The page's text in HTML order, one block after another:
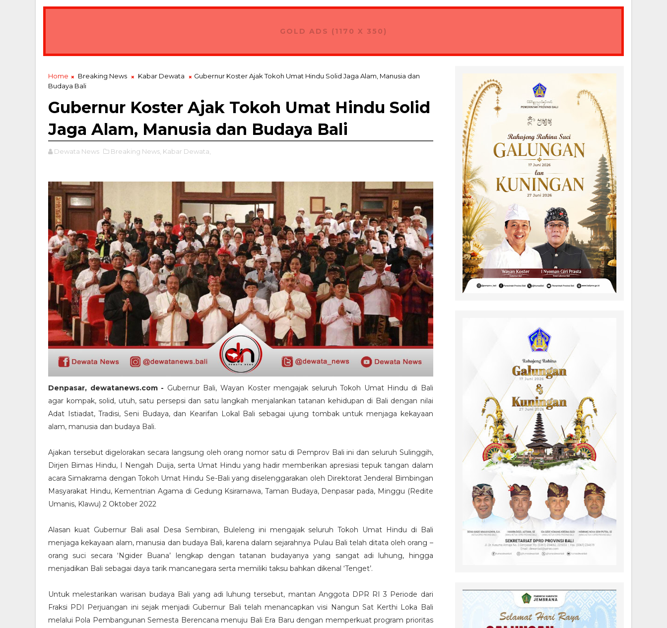
GOLD ADS (1170 X 350)
Home Breaking News Kabar Dewata
Gubernur Koster Ajak Tokoh Umat Hindu Solid Jaga Alam, Manusia dan
Budaya Bali
Gubernur Koster Ajak Tokoh Umat Hindu Solid
Jaga Alam, Manusia dan Budaya Bali
Dewata News Breaking News, Kabar Dewata,
Denpasar, dewatanews.com - Gubernur Bali, Wayan Koster mengajak seluruh Tokoh Umat Hindu di Bali
agar kompak, solid, utuh, satu persepsi dan satu langkah menjalankan tatanan kehidupan di Bali dengan nilai
Adat Istiadat, Tradisi, Seni Budaya, dan Kearifan Lokal Bali sebagai ujung tombak untuk menjaga kekayaan
alam, manusia dan budaya Bali.
Ajakan tersebut digelorakan secara langsung oleh orang nomor satu di Pemprov Bali ini dan seluruh Sulinggih,
Dirjen Bimas Hindu, I Nengah Duija, serta Umat Hindu yang hadir memberikan apresiasi tepuk tangan dalam
acara Simakrama dengan Tokoh Umat Hindu Se-Bali yang diselenggarakan oleh Direktorat Jenderal Bimbingan
Masyarakat Hindu, Kementrian Agama di Gedung Ksirarnawa, Taman Budaya, Denpasar pada, Minggu (Redite
Umanis, Klawu) 2 Oktober 2022
Alasan kuat Gubernur Bali asal Desa Sembiran, Buleleng ini mengajak seluruh Tokoh Umat Hindu di Bali
menjaga kekayaan alam, manusia dan budaya Bali, karena dalam sejarahnya Pulau Bali telah ditata oleh orang –
orang suci secara ‘Ngider Buana’ lengkap dengan tatanan budayanya yang sangat adi luhung, hingga
menjadikan Bali sebagai daya tarik mancanegara serta memiliki taksu bahkan dikenal ‘Tenget’.
Untuk melestarikan warisan budaya Bali yang adi luhung tersebut, mantan Anggota DPR RI 3 Periode dari
Fraksi PDI Perjuangan ini sejak menjadi Gubernur Bali telah menancapkan visi Nangun Sat Kerthi Loka Bali
melalui Pola Pembangunan Semesta Berencana menuju Bali Era Baru dengan memperkuat program prioritas